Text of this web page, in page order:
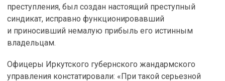
преступления, был создан настоящий преступный
синдикат, исправно функционировавший
и приносивший немалую прибыль его истинным
владельцам.
Офицеры Иркутского губернского жандармского
управления констатировали: «При такой серьезной